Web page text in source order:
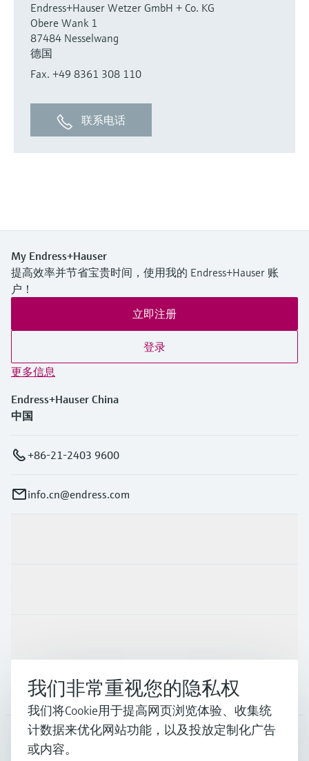
Endress+Hauser Wetzer GmbH + Co. KG
Obere Wank 1
87484 Nesselwang
德国
Fax. +49 8361 308 110
联系电话
My Endress+Hauser
提高效率并节省宝贵时间，使用我的 Endress+Hauser 账
户！
立即注册
登录
更多信息
Endress+Hauser China
中国
+86-21-2403 9600
info.cn@endress.com
公司
CHN
我们非常重视您的隐私权
我们将Cookie用于提高网页浏览体验、收集统
计数据来优化网站功能，以及投放定制化广告
或内容。